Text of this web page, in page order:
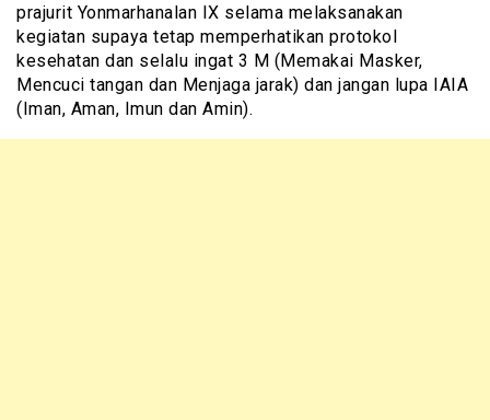
prajurit Yonmarhanalan IX selama melaksanakan
kegiatan supaya tetap memperhatikan protokol
kesehatan dan selalu ingat 3 M (Memakai Masker,
Mencuci tangan dan Menjaga jarak) dan jangan lupa IAIA
(Iman, Aman, Imun dan Amin).